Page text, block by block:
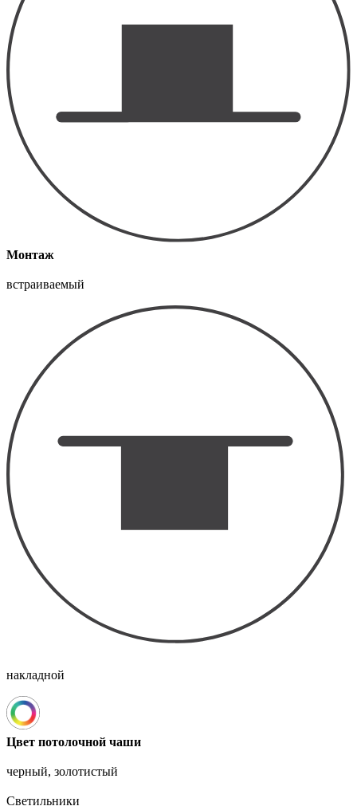
Монтаж
встраиваемый
накладной
Цвет потолочной чаши
черный, золотистый
Светильники